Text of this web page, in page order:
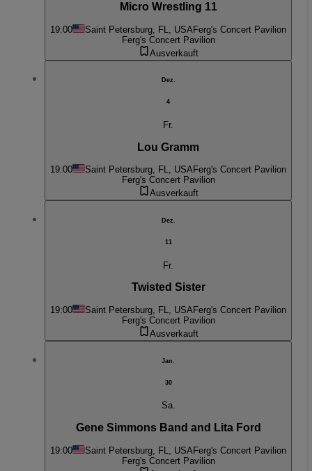
Micro Wrestling 11
19:00 Saint Petersburg, FL, USAFerg's Concert Pavilion
Ferg's Concert Pavilion
Ausverkauft
Dez.
4
Fr.
Lou Gramm
19:00 Saint Petersburg, FL, USAFerg's Concert Pavilion
Ferg's Concert Pavilion
Ausverkauft
Dez.
11
Fr.
Twisted Sister
19:00 Saint Petersburg, FL, USA Ferg's Concert Pavilion
Ferg's Concert Pavilion
Ausverkauft
Jan.
30
Sa.
Gene Simmons Band and Lita Ford
19:00 Saint Petersburg, FL, USAFerg's Concert Pavilion
Ferg's Concert Pavilion